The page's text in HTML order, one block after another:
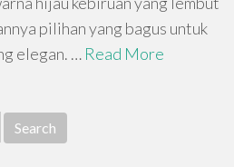
pilihan yang bagus untuk
elegan. … Read More